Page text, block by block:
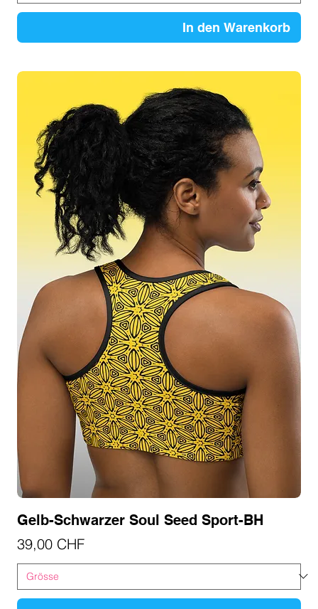
In den Warenkorb
Gelb-Schwarzer Soul Seed Sport-BH
Preis
39,00 CHF